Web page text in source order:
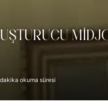
okuma süresi